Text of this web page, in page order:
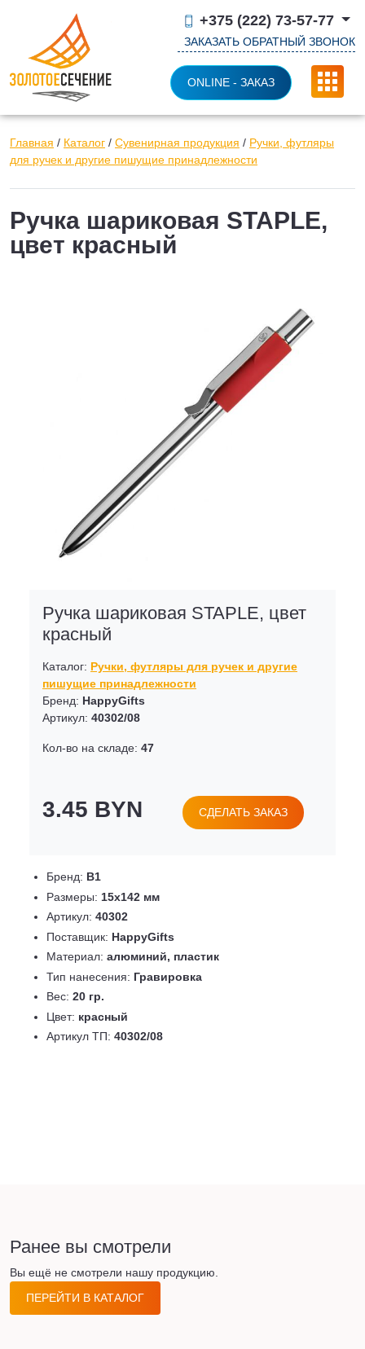
+375 (222) 73-57-77
ЗАКАЗАТЬ ОБРАТНЫЙ ЗВОНОК
ONLINE - ЗАКАЗ
Главная / Каталог / Сувенирная продукция / Ручки, футляры
для ручек и другие пишущие принадлежности
Ручка шариковая STAPLE,
цвет красный
Ручка шариковая STAPLE, цвет
красный
Каталог: Ручки, футляры для ручек и другие
пишущие принадлежности
Бренд: HappyGifts
Артикул: 40302/08
Кол-во на складе: 47
3.45 BYN СДЕЛАТЬ ЗАКАЗ
Бренд: B1
Размеры: 15х142 мм
Артикул: 40302
Поставщик: HappyGifts
Материал: алюминий, пластик
Тип нанесения: Гравировка
Вес: 20 гр.
Цвет: красный
Артикул ТП: 40302/08
Ранее вы смотрели
Вы ещё не смотрели нашу продукцию.
ПЕРЕЙТИ В КАТАЛОГ